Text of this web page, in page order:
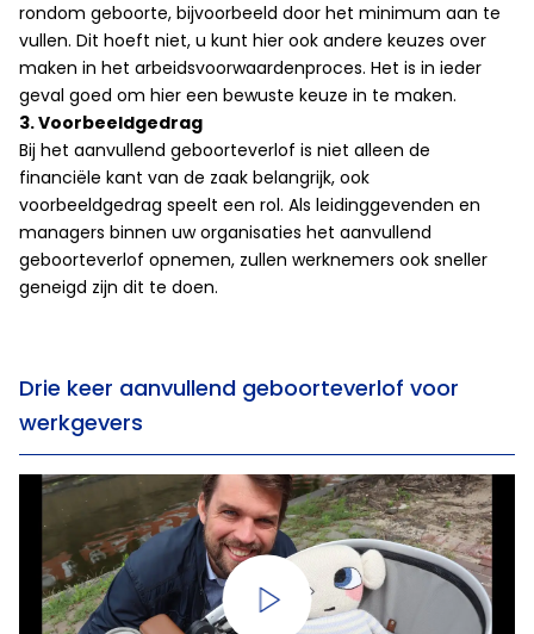
rondom geboorte, bijvoorbeeld door het minimum aan te
vullen. Dit hoeft niet, u kunt hier ook andere keuzes over
maken in het arbeidsvoorwaardenproces. Het is in ieder
geval goed om hier een bewuste keuze in te maken.
3. Voorbeeldgedrag
Bij het aanvullend geboorteverlof is niet alleen de
financiële kant van de zaak belangrijk, ook
voorbeeldgedrag speelt een rol. Als leidinggevenden en
managers binnen uw organisaties het aanvullend
geboorteverlof opnemen, zullen werknemers ook sneller
geneigd zijn dit te doen.
Drie keer aanvullend geboorteverlof voor
werkgevers